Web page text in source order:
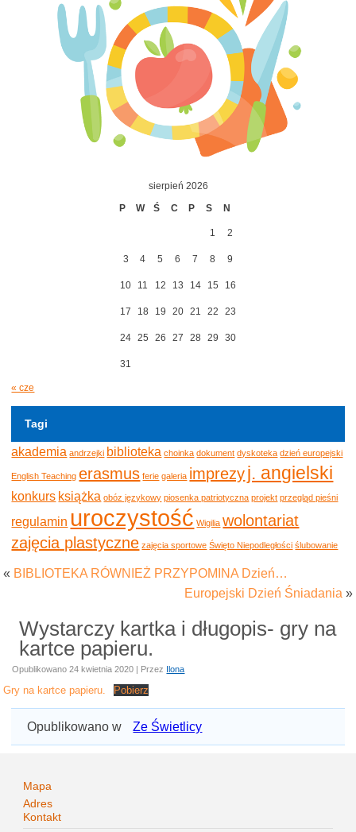
sierpień 2026
P
W Ś C P S N
1 2
3 4 5 6 7 8 9
10 11 12 13 14 15 16
17 18 19 20 21 22 23
24 25 26 27 28 29 30
31
« cze
Tagi
akademia andrzejki biblioteka choinka dokument dyskoteka dzień europejski
English Teaching erasmus ferie galeria imprezyj. angielski
konkurs książka obóz językowy piosenka patriotyczna projekt przegląd pieśni
regulamin uroczystość Wigilia wolontariat
zajęcia plastyczne zajęcia sportowe Święto Niepodległości ślubowanie
« BIBLIOTEKA RÓWNIEŻ PRZYPOMINA Dzień…
Europejski Dzień Śniadania »
Wystarczy kartka i długopis- gry na
kartce papieru.
Opublikowano 24 kwietnia 2020 | Przez Ilona
Gry na kartce papieru. Pobierz
Opublikowano w Ze Świetlicy
Mapa
Adres
Kontakt